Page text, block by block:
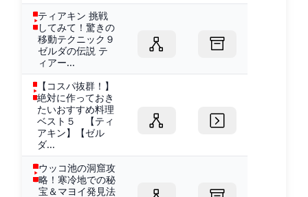
ティアキン 挑戦
してみて！驚きの
移動テクニック９
ゼルダの伝説 テ
ィアー...
【コスパ抜群！】
絶対に作っておき
たいおすすめ料理
ベスト５ 【ティ
アキン】【ゼル
ダ...
ウッコ池の洞窟攻
略！寒冷地での秘
宝＆マヨイ発見法